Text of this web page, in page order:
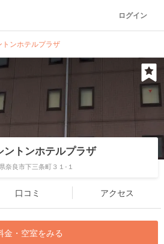
ログイン
トンホテルプラザ
ントンホテルプラザ
奈良市下三条町３１-１
口コミ アクセス
金・空室をみる